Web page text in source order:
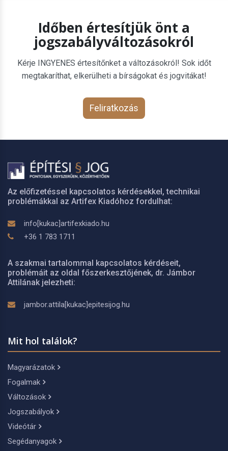
Időben értesítjük önt a
jogszabályváltozásokról
Kérje INGYENES értesítőnket a változásokról! Sok időt
megtakaríthat, elkerülheti a bírságokat és jogvitákat!
Feliratkozás
Az előfizetéssel kapcsolatos kérdésekkel, technikai
problémákkal az Artifex Kiadóhoz fordulhat:
info[kukac]artifexkiado.hu
+36 1 783 1711
A szakmai tartalommal kapcsolatos kérdéseit,
problémáit az oldal főszerkesztőjének, dr. Jámbor
Attilának jelezheti:
jambor.attila[kukac]epitesijog.hu
Mit hol találok?
Magyarázatok
Fogalmak
Változások
Jogszabályok
Videótár
Segédanyagok